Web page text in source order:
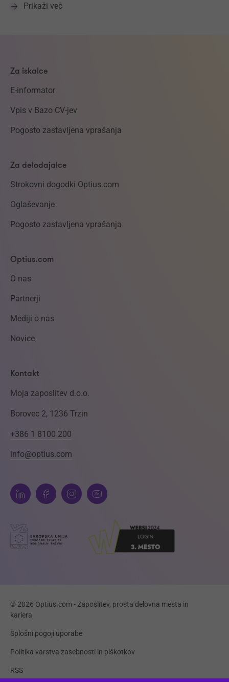
Prikaži več
Za iskalce
E-informator
Vpis v Bazo CV-jev
Pogosto zastavljena vprašanja
Za delodajalce
Strokovni dogodki Optius.com
Oglaševanje
Pogosto zastavljena vprašanja
Optius.com
O nas
Partnerji
Mediji o nas
Novice
Kontakt
Moja zaposlitev d.o.o.
Borovec 2, 1236 Trzin
+386 1 8100 200
info@optius.com
© 2026 Optius.com - Zaposlitev, prosta delovna mesta in
kariera
Splošni pogoji uporabe
Politika varstva zasebnosti in piškotkov
RSS